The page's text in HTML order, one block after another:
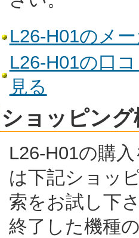
L26-H01のメ
L26-H01の口
見る
ショッピング
L26-H01の購
は下記ショッ
索をお試し下
終了した機種